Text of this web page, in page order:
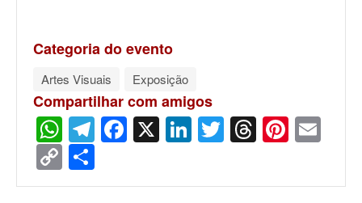
Categoria do evento
Artes Visuais Exposição
Compartilhar com amigos
WhatsApp
Telegram
Facebook
X LinkedIn
Twitter
Threads
Copy
Link